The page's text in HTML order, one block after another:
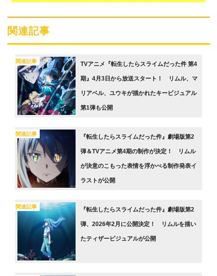
関連記事
関連記事 TVアニメ『転生したらスライムだった件 第4
期』4月3日から放送スタート！ リムル、マ
リアベル、ユウキが描かれたキービジュアル
第1弾も公開
関連記事 『転生したらスライムだった件』劇場版第2
弾＆TVアニメ第4期の制作が決定！ リムル
が決意のこもった表情を浮かべる制作発表イ
ラストが公開
関連記事 『転生したらスライムだった件』劇場版第2
弾、2026年2月に公開決定！ リムルを描い
たティザービジュアルが公開